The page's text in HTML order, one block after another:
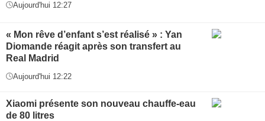
Aujourd'hui 12:27
« Mon rêve d’enfant s’est réalisé » : Yan
Diomande réagit après son transfert au
Real Madrid
Aujourd'hui 12:22
Xiaomi présente son nouveau chauffe-eau
de 80 litres